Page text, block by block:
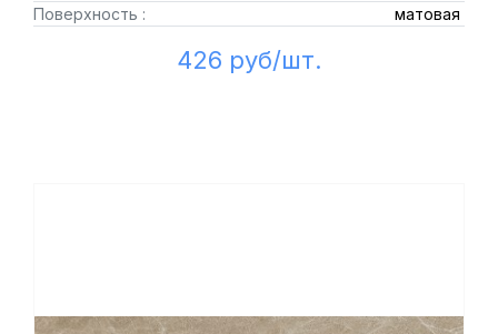
Поверхность :
матовая
426 руб/шт.